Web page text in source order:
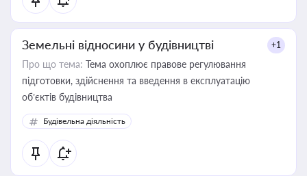
Земельні відносини у будівництві +1
Про що тема: Тема охоплює правове регулювання
підготовки, здійснення та введення в експлуатацію
об’єктів будівництва
Будівельна діяльність